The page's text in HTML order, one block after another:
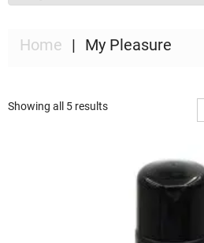
Home My Pleasure
Showing all 5 results